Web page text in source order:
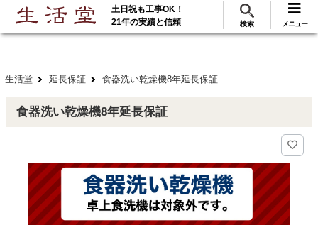
ご利用 288万･工事実績117万件! 無料見積
土日祝も工事OK！
21年の実績と信頼
検索 メニュー
生活堂 延長保証 食器洗い乾燥機8年延長保証
食器洗い乾燥機8年延長保証